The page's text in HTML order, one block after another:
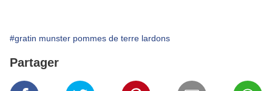
#gratin munster pommes de terre lardons
Partager